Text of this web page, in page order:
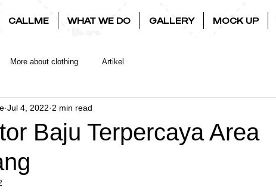
CALLME WHAT WE DO GALLERY MOCK UP
More about clothing Artikel
Baju Terpercaya Area
Jul 4, 2022 2 min read